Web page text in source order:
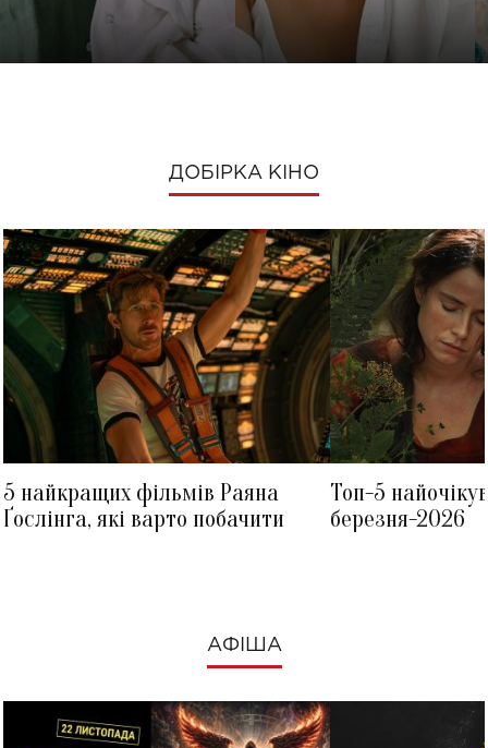
ДОБІРКА КІНО
5 найкращих фільмів Раяна
Ґослінга, які варто побачити
Топ-5
березня-2026
АФІША